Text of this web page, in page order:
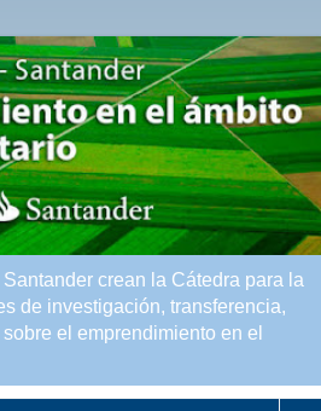
crean la Cátedra para la
de investigación, transferencia,
el emprendimiento en el